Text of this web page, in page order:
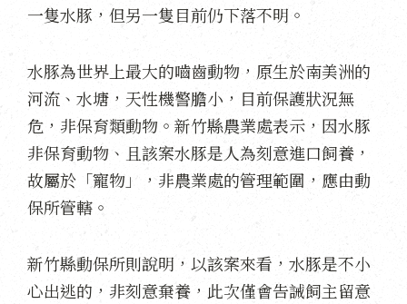
一隻水豚，但另一隻目前仍下落不明。
水豚為世界上最大的嚙齒動物，原生於南美洲的
河流、水塘，天性機警膽小，目前保護狀況無
危，非保育類動物。新竹縣農業處表示，因水豚
非保育動物、且該案水豚是人為刻意進口飼養，
故屬於「寵物」，非農業處的管理範圍，應由動
保所管轄。
新竹縣動保所則說明，以該案來看，水豚是不小
心出逃的，非刻意棄養，此次僅會告誡飼主留意